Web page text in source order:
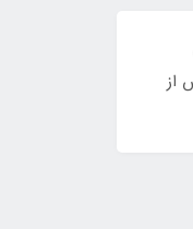
از